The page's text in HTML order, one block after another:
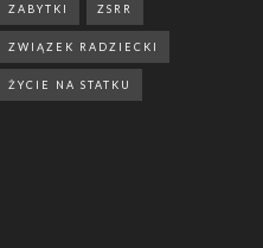
ZABYTKI ZSRR
ZWIĄZEK RADZIECKI
ŻYCIE NA STATKU